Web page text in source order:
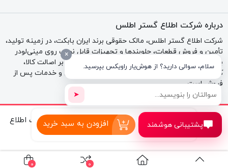
کاربرد
تصفیه روغن موتور
وظیفه اصلی
محافظت از یاتاقان‌ها، میل‌لنگ، توربو و قطعات داخلی
موتور
وضعیت
مصرف
قابل تعویض در هر سرویس روغن
Part
Number
7343102
عرضه‌کننده
شرکت اطلاع گستر اطلس
برند فروش
ایران بابکت
درباره شرکت اطلاع گستر اطلس
شرکت اطلاع گستر اطلس، مالک حقوقی برند ایران بابکت، در زمینه تولید،
تأمین و فروش قطعات، جلوبندها و تجهیزات قابل نصب روی مینی‌لودر
بابکت، تراکتور و بکهو فعالیت می‌کند. تمرکز مجموعه بر اصالت کالا،
کیفیت فنی، مشاوره تخصصی، فاکتور رسمی، گارانتی و خدمات پس از
فروش است.
تمامی حقوق مادی و معنوی این وب‌سایت متعلق به شرکت اطلاع
گستر اطلس و برند ایران بابکت است.
تعداد:
فیلتر
موتور
افزودن به سبد خرید پشتیبانی هوشمند
×
سلام، سوالی دارید؟ از هوش‌یار راویکس بپرسید.
➤
0
0